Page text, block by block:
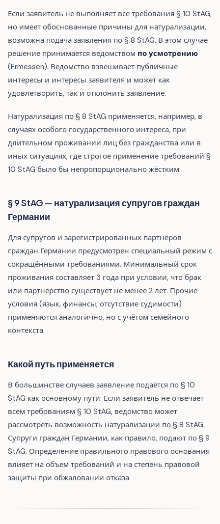
Если заявитель не выполняет все требования § 10 StAG,
но имеет обоснованные причины для натурализации,
возможна подача заявления по § 8 StAG. В этом случае
решение принимается ведомством по усмотрению
(Ermessen). Ведомство взвешивает публичные
интересы и интересы заявителя и может как
удовлетворить, так и отклонить заявление.
Натурализация по § 8 StAG применяется, например, в
случаях особого государственного интереса, при
длительном проживании лиц без гражданства или в
иных ситуациях, где строгое применение требований §
10 StAG было бы непропорционально жёстким.
§ 9 StAG — натурализация супругов граждан
Германии
Для супругов и зарегистрированных партнёров
граждан Германии предусмотрен специальный режим с
сокращёнными требованиями. Минимальный срок
проживания составляет 3 года при условии, что брак
или партнёрство существует не менее 2 лет. Прочие
условия (язык, финансы, отсутствие судимости)
применяются аналогично, но с учётом семейного
контекста.
Какой путь применяется
В большинстве случаев заявление подаётся по § 10
StAG как основному пути. Если заявитель не отвечает
всем требованиям § 10 StAG, ведомство может
рассмотреть возможность натурализации по § 8 StAG.
Супруги граждан Германии, как правило, подают по § 9
StAG. Определение правильного правового основания
влияет на объём требований и на степень правовой
защиты при обжаловании отказа.